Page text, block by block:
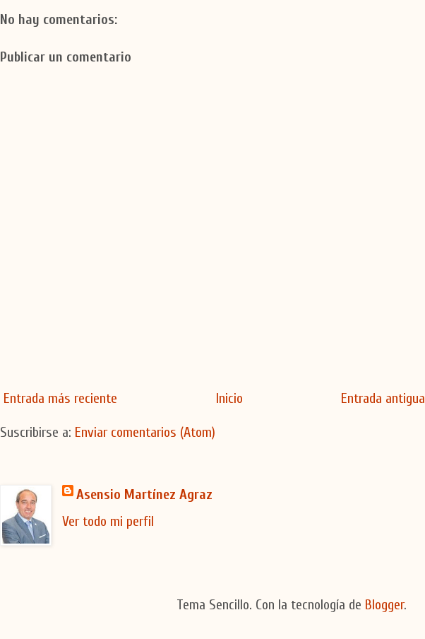
No hay comentarios:
Publicar un comentario
Entrada más reciente Entrada antigua
Inicio
Suscribirse a: Enviar comentarios (Atom)
Asensio Martínez Agraz
Ver todo mi perfil
Tema Sencillo. Con la tecnología de Blogger.